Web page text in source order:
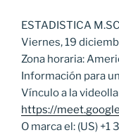
ESTADISTICA
Viernes, 19
Zona horaria:
Información para
Vínculo a la
https://
O marca el: ‪(US)